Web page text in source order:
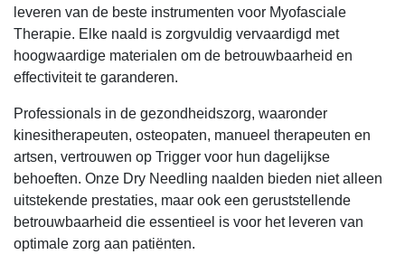
leveren van de beste instrumenten voor Myofasciale
Therapie. Elke naald is zorgvuldig vervaardigd met
hoogwaardige materialen om de betrouwbaarheid en
effectiviteit te garanderen.
Professionals in de gezondheidszorg, waaronder
kinesitherapeuten, osteopaten, manueel therapeuten en
artsen, vertrouwen op Trigger voor hun dagelijkse
behoeften. Onze Dry Needling naalden bieden niet alleen
uitstekende prestaties, maar ook een geruststellende
betrouwbaarheid die essentieel is voor het leveren van
optimale zorg aan patiënten.